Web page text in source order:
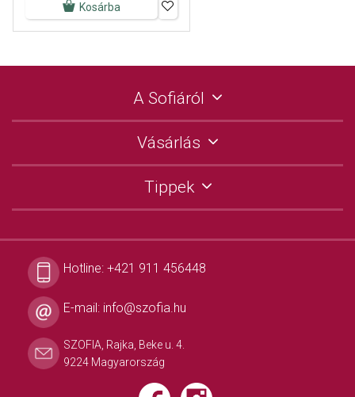
Kosárba
A Sofiáról
Vásárlás
Tippek
Hotline: +421 911 456448
E-mail: info@szofia.hu
SZOFIA, Rajka, Beke u. 4.
9224 Magyarország